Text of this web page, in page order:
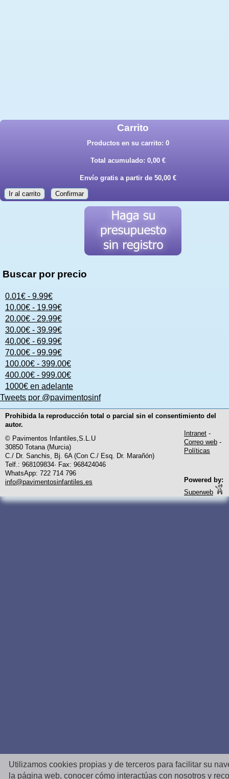
Carrito
Productos en su carrito: 0
Total acumulado: 0,00 €
Envío gratis a partir de 50,00 €
Ir al carrito Confirmar
Buscar por precio
0.01€ - 9.99€
10.00€ - 19.99€
20.00€ - 29.99€
30.00€ - 39.99€
40.00€ - 69.99€
70.00€ - 99.99€
100.00€ - 399.00€
400.00€ - 999.00€
1000€ en adelante
Tweets por @pavimentosinf
Prohibida la reproducción total o parcial sin el consentimiento del
autor.
© Pavimentos Infantiles,S.L.U
30850 Totana (Murcia)
C./ Dr. Sanchis, Bj. 6A (Con C./ Esq. Dr. Marañón)
Telf.: 968109834· Fax: 968424046
WhatsApp: 722 714 796
info@pavimentosinfantiles.es
Intranet -
Correo web -
Políticas
Powered by:
Superweb
Utilizamos cookies propias y de terceros para facilitar su
la página web, conocer cómo interactúas con nosotros y